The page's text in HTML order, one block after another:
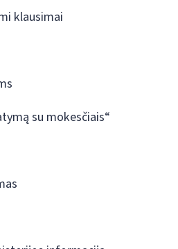
klausimai
su mokesčiais“